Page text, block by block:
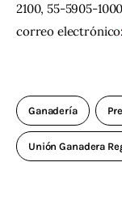
2100, 55-5905-
correo electrónico:
Ganadería
Unión Ganadera